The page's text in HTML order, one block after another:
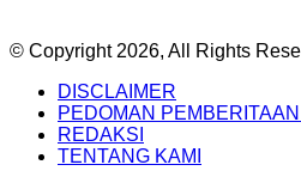
© Copyright 2026, All Rights
DISCLAIMER
PEDOMAN
REDAKSI
TENTANG KAMI